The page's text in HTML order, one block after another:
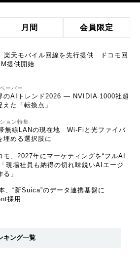
月間 会員限定
楽天モバイル回線を先行提供 ドコモ回
提供開始
ーパー
のAIトレンド2026 ― NVIDIA 1000社超
えた「転換点」
ョン特集
無線LANの現在地 Wi-Fiと光ファイバ
埋める選択肢に
モ、2027年にマーケティングを“フルAI
現場社員も納得の切れ味鋭いAIエージ
る」
、“新Suica”のデータ連携基盤に
採用
キング一覧